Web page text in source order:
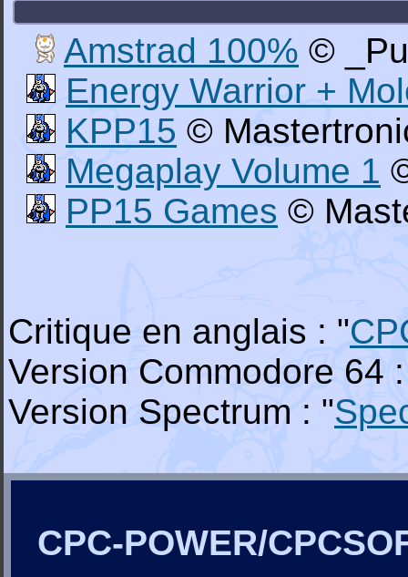
Amstrad 100% ©
Energy Warrior +
KPP15 ©
Megaplay Volume 1
PP15 Games ©
Critique en anglais : "
Version Commodore 64
Version Spectrum : "
CPC-POWER/